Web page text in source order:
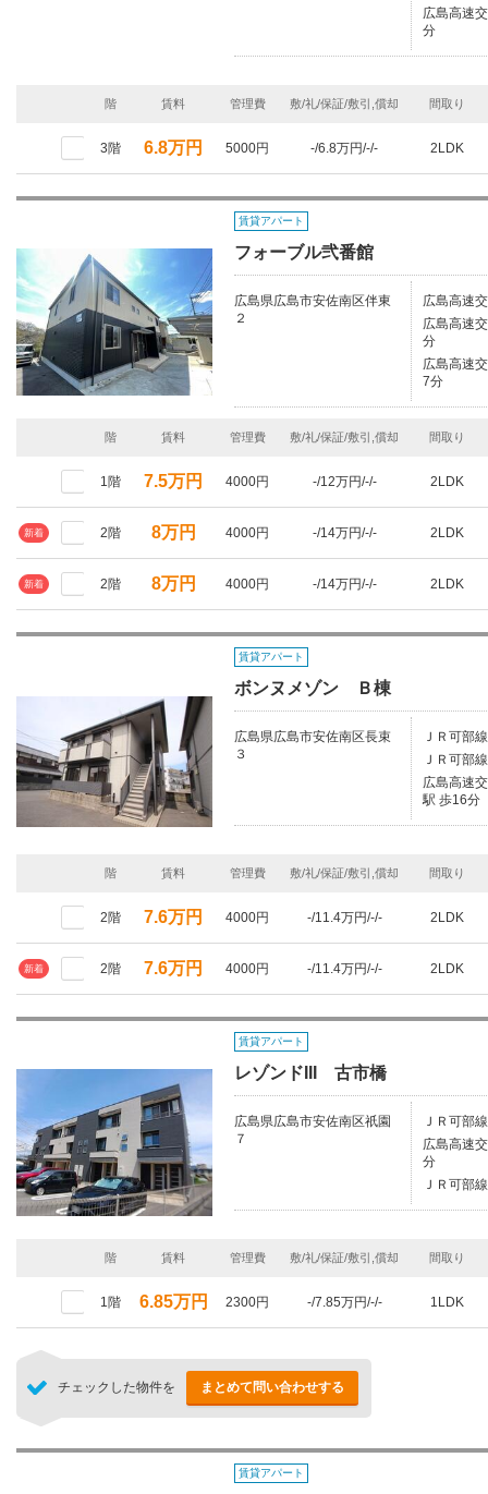
広島高速
分
階 賃料 管理費 敷/礼/保証/敷引,償却 間取り
3階 6.8万円 5000円 -/6.8万円/-/- 2LDK
賃貸アパート
フォーブル弐番館
広島県広島市安佐南区伴東
２
広島高速
広島高速
分
広島高速
7分
階 賃料 管理費 敷/礼/保証/敷引,償却 間取り
1階 7.5万円 4000円 -/12万円/-/- 2LDK
新着 2階 8万円 4000円 -/14万円/-/- 2LDK
新着 2階 8万円 4000円 -/14万円/-/- 2LDK
賃貸アパート
ボンヌメゾン Ｂ棟
広島県広島市安佐南区長束
３
ＪＲ可部
ＪＲ可部
広島高速
駅 歩16分
階 賃料 管理費 敷/礼/保証/敷引,償却 間取り
2階 7.6万円 4000円 -/11.4万円/-/- 2LDK
新着 2階 7.6万円 4000円 -/11.4万円/-/- 2LDK
賃貸アパート
レゾンドIII 古市橋
広島県広島市安佐南区祇園
７
ＪＲ可部
広島高速
分
ＪＲ可部
階 賃料 管理費 敷/礼/保証/敷引,償却 間取り
1階 6.85万円 2300円 -/7.85万円/-/- 1LDK
チェックした物件を まとめて問い合わせする
賃貸アパート